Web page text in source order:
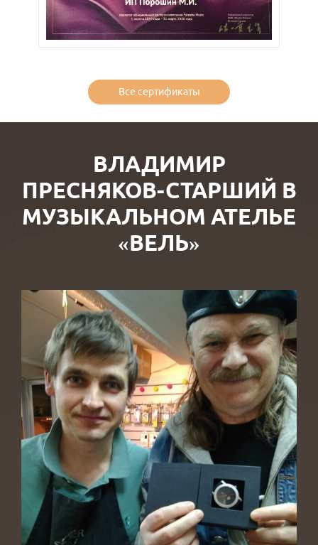
Все сертификаты
ВЛАДИМИР
ПРЕСНЯКОВ-СТАРШИЙ В
МУЗЫКАЛЬНОМ АТЕЛЬЕ
«ВЕЛЬ»